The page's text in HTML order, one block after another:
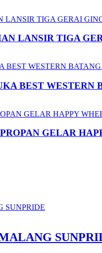
LANSIR TIGA
BEST WESTERN
GELAR